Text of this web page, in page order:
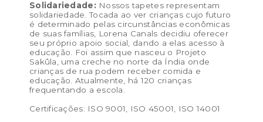
Solidariedade: Nossos tapetes representam
solidariedade. Tocada ao ver crianças cujo futuro
é determinado pelas circunstâncias econômicas
de suas famílias, Lorena Canals decidiu oferecer
seu próprio apoio social, dando a elas acesso à
educação. Foi assim que nasceu o Projeto
Sakûla, uma creche no norte da Índia onde
crianças de rua podem receber comida e
educação. Atualmente, há 120 crianças
frequentando a escola.
Certificações: ISO 9001, ISO 45001, ISO 14001